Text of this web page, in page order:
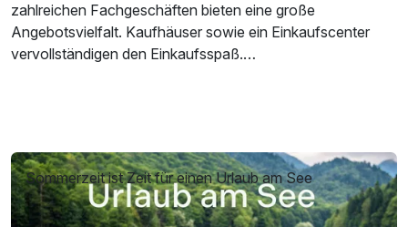
zahlreichen Fachgeschäften bieten eine große
Angebotsvielfalt. Kaufhäuser sowie ein Einkaufscenter
vervollständigen den Einkaufsspaß.
Bereichen Musik, Comedy und Varieté.
Sommerzeit ist Zeit für einen Urlaub am See